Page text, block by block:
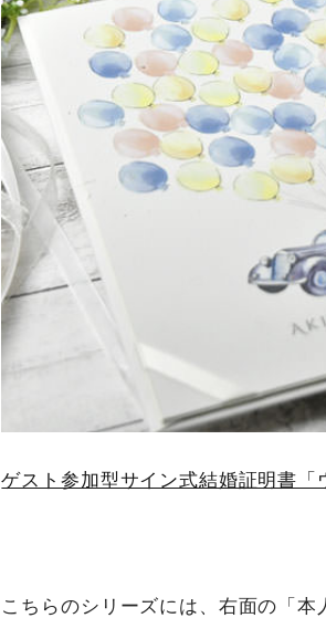
ゲスト参加型サイン式結婚証明書「
こちらのシリーズには、右面の「本